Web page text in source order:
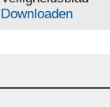
Downloaden